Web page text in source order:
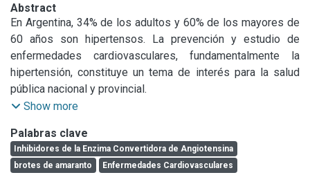
Abstract
En Argentina, 34% de los adultos y 60% de los mayores de
60 años son hipertensos. La prevención y estudio de
enfermedades cardiovasculares, fundamentalmente la
hipertensión, constituye un tema de interés para la salud
pública nacional y provincial.
He analizado, desde mi ingreso a CIC-PBA la posible
angiotensina (ACE) de brotes de amaranto y sus digeridos.
Actualmente trabajo con aislados, hidrolizados y péptidos
sintéticos (VIKP y ALEP) sobre la capacidad inhibitoria de
Show more
Palabras clave
Inhibidores de la Enzima Convertidora de Angiotensina
brotes de amaranto
Enfermedades Cardiovasculares